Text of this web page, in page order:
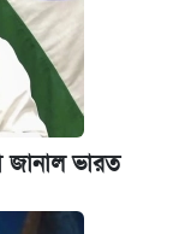
জানাল ভারত